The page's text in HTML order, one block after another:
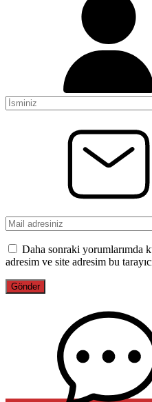
Daha sonraki yorumlarımda
adresim ve site adresim bu